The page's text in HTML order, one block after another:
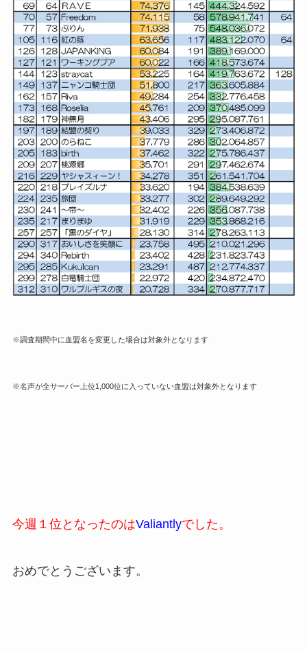
※調査期間中に血盟名を変更した場合は対象外となります
※名声が全サーバー上位1,000位に入っていない血盟は対象外となります
今週１位となったのはValiantlyでした。
おめでとうございます。